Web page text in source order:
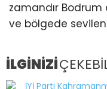
zamandır Bodrum
ve bölgede
İLGİNİZİ